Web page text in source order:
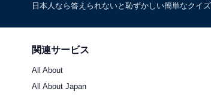
日本人なら答えられないと恥ずかしい簡単なクイ
関連サービス
All About
All About Japan